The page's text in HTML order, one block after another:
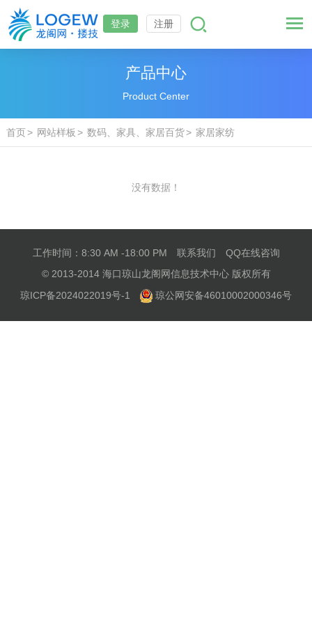
登录 注册
产品中心
Product Center
首页 网站样板 数码、家具、家居百货 家居家纺
没有数据！
工作时间：8:30 AM -18:00 PM 联系我们
QQ在线咨询
© 2013-2014 海口琼山龙阁网信息技术中心 版权所有
琼ICP备2024022019号-1
琼公网安备46010002000346号